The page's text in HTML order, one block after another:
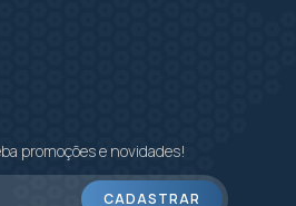
promoções e novidades!
CADASTRAR